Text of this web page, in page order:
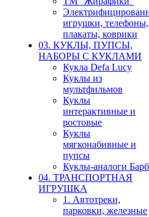
игрушки, телефоны,
плакаты, коврики
03. КУКЛЫ, ПУПСЫ,
НАБОРЫ С КУКЛАМИ
Кукла Defa Lucy
Куклы из
мультфильмов
Куклы
интерактивные и
ростовые
Куклы
мягконабивные и
пупсы
Куклы-аналоги
04. ТРАНСПОРТНАЯ
ИГРУШКА
1. Автотреки,
парковки, железные